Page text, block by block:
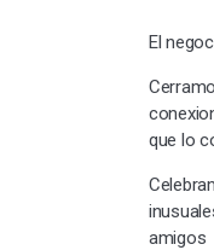
El
que lo
amigos